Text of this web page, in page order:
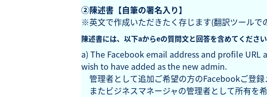
②陳述書【自筆の署名入り】
※英文で作成いただきたく存じます(翻訳ツールで
陳述書には、以下aからeの質問文と回答を含めてください
a) The Facebook email address and profile
wish to have added as the new admin.
管理者として追加ご希望の方のFacebookご登録
またビジネスマネージャの管理者として所有を